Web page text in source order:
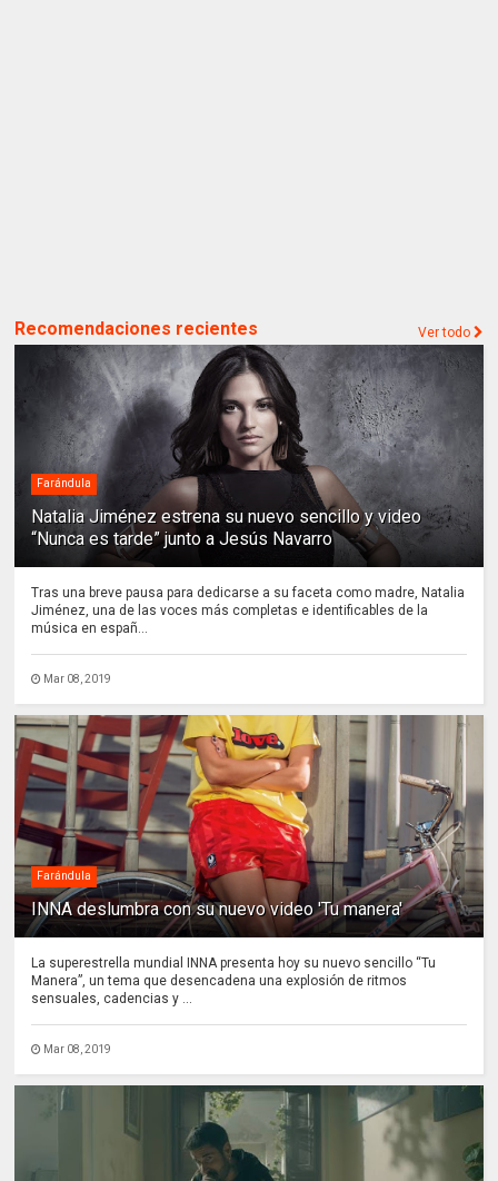
Recomendaciones recientes Ver todo
Farándula
Natalia Jiménez estrena su nuevo sencillo y video
“Nunca es tarde” junto a Jesús Navarro
Tras una breve pausa para dedicarse a su faceta como madre, Natalia
Jiménez, una de las voces más completas e identificables de la
música en españ...
Mar 08, 2019
Farándula
INNA deslumbra con su nuevo video 'Tu manera'
La superestrella mundial INNA presenta hoy su nuevo sencillo “Tu
Manera”, un tema que desencadena una explosión de ritmos
sensuales, cadencias y ...
Mar 08, 2019